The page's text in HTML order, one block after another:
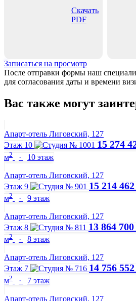
Скачать
PDF
Записаться на просмотр
После отправки формы наш
для согласования даты и времени
Вас также могут
Апарт-отель Лиговский, 127
Этаж 10
15 274
м2 · 10 этаж
Апарт-отель Лиговский, 127
Этаж 9
15 214
м2 · 9 этаж
Апарт-отель Лиговский, 127
Этаж 8
13 864
м2 · 8 этаж
Апарт-отель Лиговский, 127
Этаж 7
14 756
м2 · 7 этаж
Апарт-отель Лиговский, 127